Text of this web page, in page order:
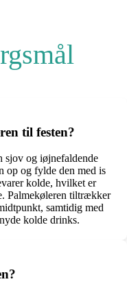
til festen?
sjov og iøjnefaldende
op og fylde den med is
kolde, hvilket er
Palmekøleren tiltrækker
samtidig med
kolde drinks.